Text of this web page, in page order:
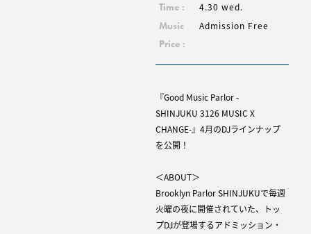
Time :
4.30 wed.
Music
Price :
Admission Free
『Good Music Parlor -
SHINJUKU 3126 MUSIC X
CHANGE-』4月のDJラインナップ
を公開！
＜ABOUT＞
Brooklyn Parlor SHINJUKUで毎週
火曜の夜に開催されていた、トッ
プDJが登場するアドミッション・